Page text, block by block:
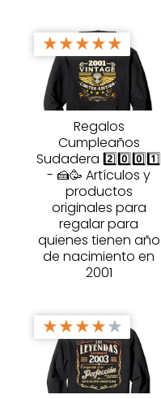
★★★★★
Regalos
Cumpleaños
Sudadera 2️⃣0️⃣0️⃣1️⃣
- 🍰🥳 Artículos y
productos
originales para
regalar para
quienes tienen año
de nacimiento en
2001
★★★★★